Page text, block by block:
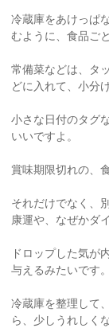
冷蔵庫をあけっぱ
むように、食品ご
常備菜などは、タ
どに入れて、小分
小さな日付のタグ
いいですよ。
賞味期限切れの、
それだけでなく、
康運や、なぜかダ
ドロップした気が
与えるみたいです。
冷蔵庫を整理して
ら、少しうれしく